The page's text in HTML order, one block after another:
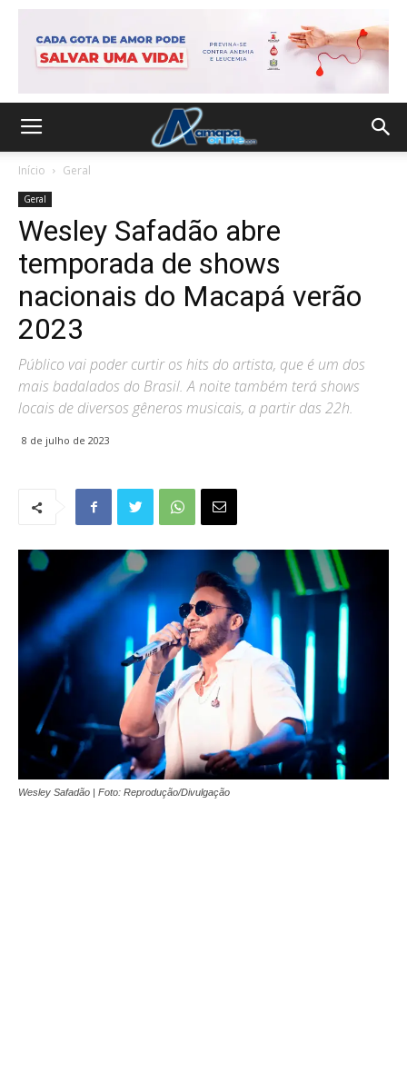
Início Geral
Geral
Wesley Safadão abre
temporada de shows
nacionais do Macapá verão
2023
Público vai poder curtir os hits do artista, que é um dos
mais badalados do Brasil. A noite também terá shows
locais de diversos gêneros musicais, a partir das 22h.
8 de julho de 2023
Wesley Safadão | Foto: Reprodução/Divulgação